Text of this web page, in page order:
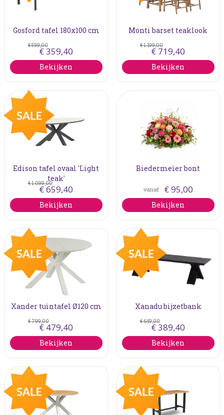
Gosford tafel 180x100 cm
€599,00
€359,40
Bekijken
Monti barset teaklook
€1.199,00
€ 719,40
Bekijken
Edison tafel ovaal 'Light
teak'
€1.099,00
€659,40
Bekijken
Biedermeier bont
vanaf €95,00
Bekijken
Xander tuintafel Ø120 cm
€799,00
€ 479,40
Bekijken
Xanadu bijzetbank
€649,00
€389,40
Bekijken